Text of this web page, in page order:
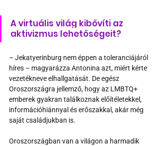
A virtuális világ kibővíti az
aktivizmus lehetőségeit?
– Jekatyerinburg nem éppen a toleranciájáról
híres – magyarázza Antonina azt, miért kérte
vezetékneve elhallgatását. De egész
Oroszországra jellemző, hogy az LMBTQ+
emberek gyakran találkoznak előítéletekkel,
információhiánnyal és erőszakkal, akár még
saját családjukban is.
Oroszországban van a világon a harmadik